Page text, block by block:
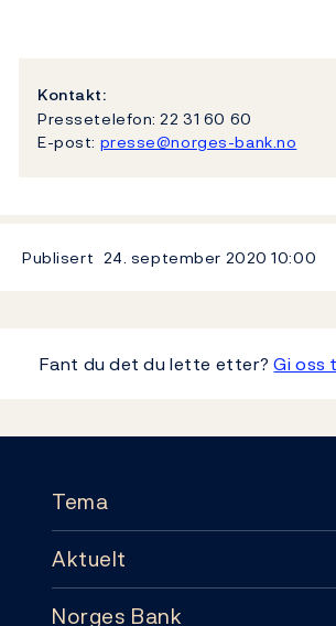
Kontakt:
Pressetelefon: 22 31 60 60
E-post: presse@norges-bank.no
Publisert 24. september 202010:00
Fant du det du lette etter?Gi oss
Tema
Tema
Aktuelt
Norges Bank